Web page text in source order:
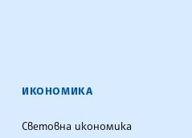
ИКОНОМИКА
Световна икономика